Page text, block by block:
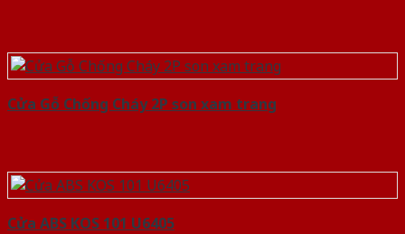
Cửa Gỗ Chống Cháy 2P son xam trang
Cửa ABS KOS 101 U6405